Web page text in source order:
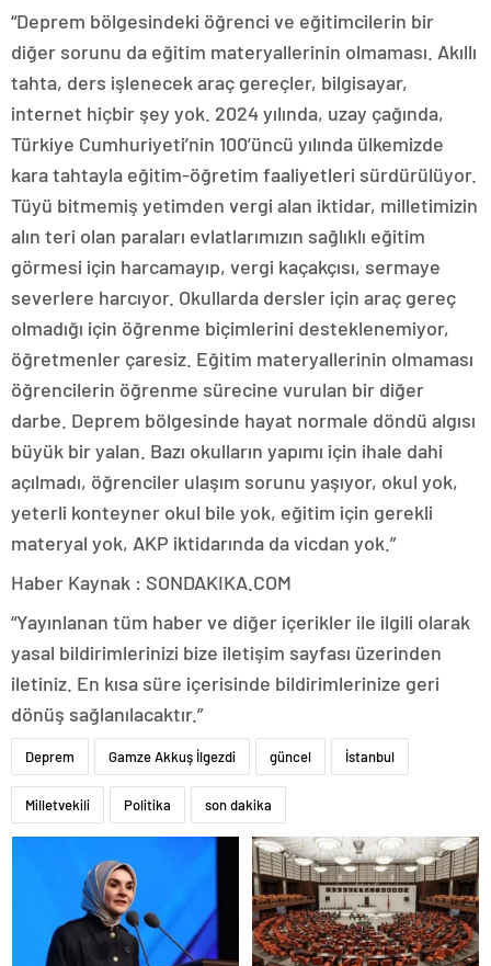
“Deprem bölgesindeki öğrenci ve eğitimcilerin bir
diğer sorunu da eğitim materyallerinin olmaması. Akıllı
tahta, ders işlenecek araç gereçler, bilgisayar,
internet hiçbir şey yok. 2024 yılında, uzay çağında,
Türkiye Cumhuriyeti’nin 100’üncü yılında ülkemizde
kara tahtayla eğitim-öğretim faaliyetleri sürdürülüyor.
Tüyü bitmemiş yetimden vergi alan iktidar, milletimizin
alın teri olan paraları evlatlarımızın sağlıklı eğitim
görmesi için harcamayıp, vergi kaçakçısı, sermaye
severlere harcıyor. Okullarda dersler için araç gereç
olmadığı için öğrenme biçimlerini desteklenemiyor,
öğretmenler çaresiz. Eğitim materyallerinin olmaması
öğrencilerin öğrenme sürecine vurulan bir diğer
darbe. Deprem bölgesinde hayat normale döndü algısı
büyük bir yalan. Bazı okulların yapımı için ihale dahi
açılmadı, öğrenciler ulaşım sorunu yaşıyor, okul yok,
yeterli konteyner okul bile yok, eğitim için gerekli
materyal yok, AKP iktidarında da vicdan yok.”
Haber Kaynak : SONDAKIKA.COM
“Yayınlanan tüm haber ve diğer içerikler ile ilgili olarak
yasal bildirimlerinizi bize iletişim sayfası üzerinden
iletiniz. En kısa süre içerisinde bildirimlerinize geri
dönüş sağlanılacaktır.”
Deprem Gamze Akkuş İlgezdi güncel İstanbul
Milletvekili Politika son dakika